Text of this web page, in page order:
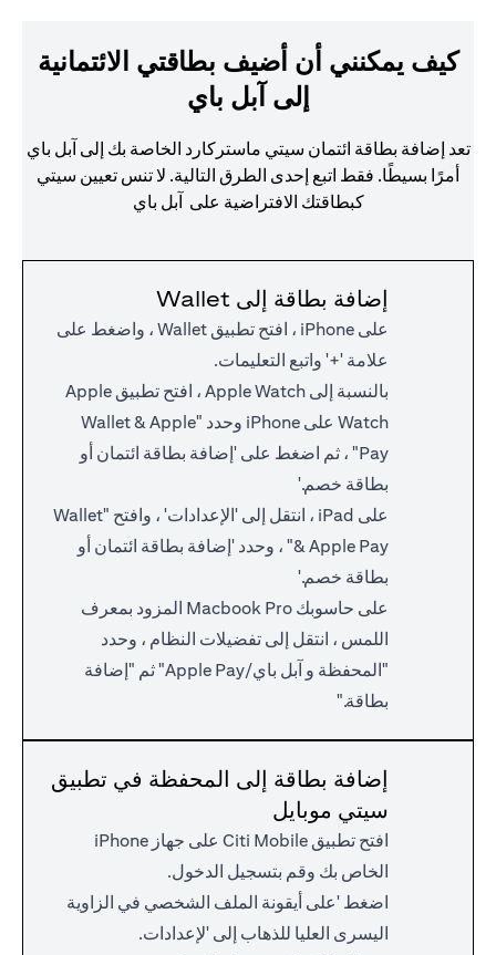
كيف يمكنني أن أضيف بطاقتي الائتمانية
إلى آبل باي
تعد إضافة بطاقة ائتمان سيتي ماستركارد الخاصة بك إلى آبل باي
أمرًا بسيطًا. فقط اتبع إحدى الطرق التالية. لا تنس تعيين سيتي
كبطاقتك الافتراضية على آبل باي
إضافة بطاقة إلى Wallet
على iPhone ، افتح تطبيق Wallet ، واضغط على
علامة '+' واتبع التعليمات.
بالنسبة إلى Apple Watch ، افتح تطبيق Apple
Watch على iPhone وحدد "Wallet & Apple
Pay" ، ثم اضغط على 'إضافة بطاقة ائتمان أو
بطاقة خصم.'
على iPad ، انتقل إلى 'الإعدادات' ، وافتح "Wallet
& Apple Pay" ، وحدد 'إضافة بطاقة ائتمان أو
بطاقة خصم.'
على حاسوبك Macbook Pro المزود بمعرف
اللمس ، انتقل إلى تفضيلات النظام ، وحدد
"المحفظة و آبل باي/Apple Pay" ثم "إضافة
بطاقة."
إضافة بطاقة إلى المحفظة في تطبيق
سيتي موبايل
افتح تطبيق Citi Mobile على جهاز iPhone
الخاص بك وقم بتسجيل الدخول.
اضغط 'على أيقونة الملف الشخصي في الزاوية
اليسرى العليا للذهاب إلى 'لإعدادات.